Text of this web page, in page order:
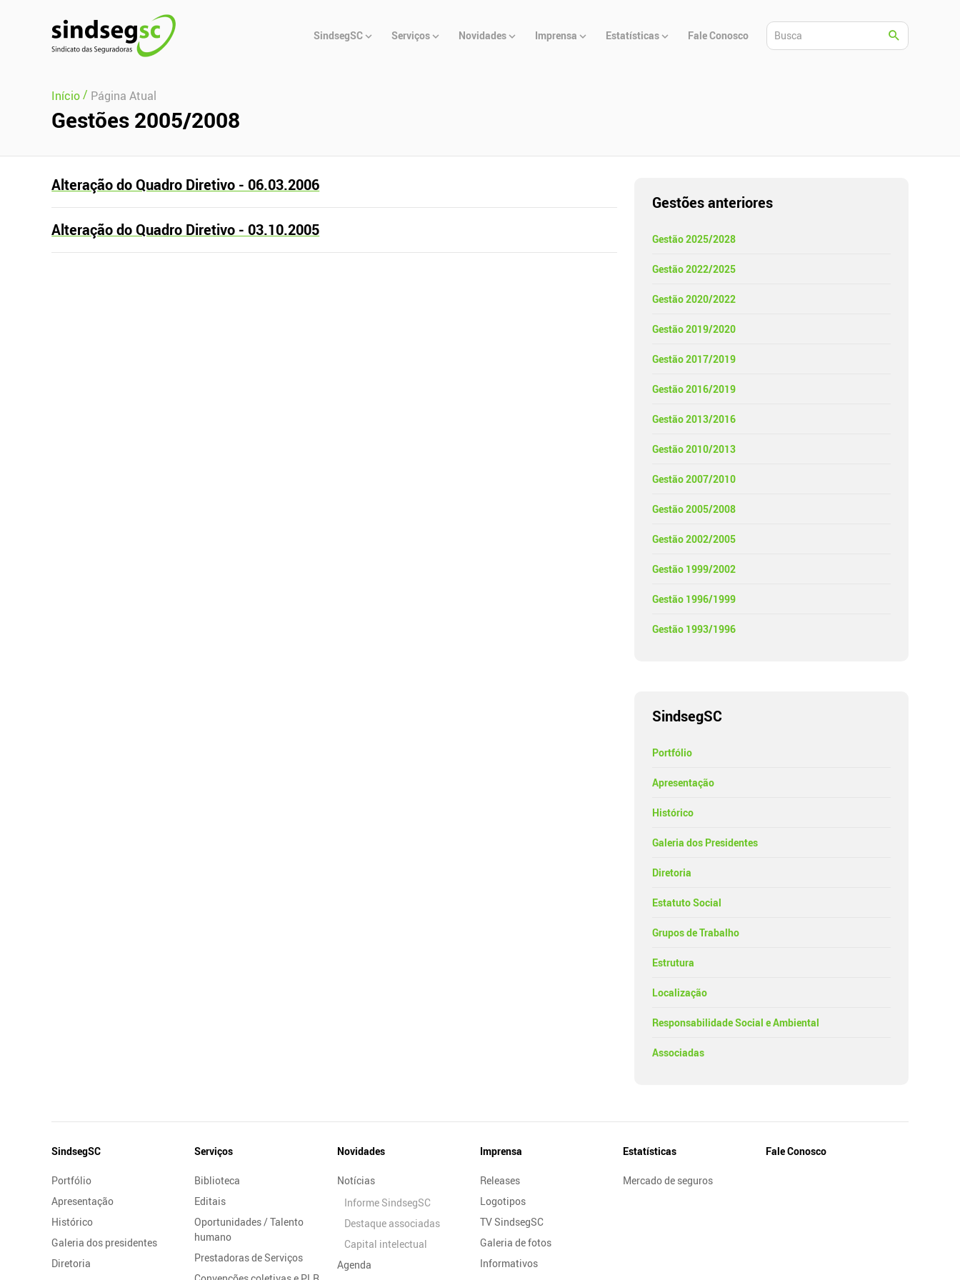
Principal
SindsegSC Serviços Novidades Imprensa Estatísticas Fale Conosco
Início/ Página Atual
Gestões 2005/2008
Alteração do Quadro Diretivo - 06.03.2006
Alteração do Quadro Diretivo - 03.10.2005
Gestões anteriores
Gestão 2025/2028
Gestão 2022/2025
Gestão 2020/2022
Gestão 2019/2020
Gestão 2017/2019
Gestão 2016/2019
Gestão 2013/2016
Gestão 2010/2013
Gestão 2007/2010
Gestão 2005/2008
Gestão 2002/2005
Gestão 1999/2002
Gestão 1996/1999
Gestão 1993/1996
SindsegSC
Portfólio
Apresentação
Histórico
Galeria dos Presidentes
Diretoria
Estatuto Social
Grupos de Trabalho
Estrutura
Localização
Responsabilidade Social e Ambiental
Associadas
Mapa
Site
SindsegSC
Portfólio
Apresentação
Histórico
Galeria dos presidentes
Diretoria
Serviços
Biblioteca
Editais
Oportunidades / Talento
humano
Prestadoras de Serviços
Novidades
Notícias
Informe SindsegSC
Destaque associadas
Capital intelectual
Agenda
Imprensa
Releases
Logotipos
TV SindsegSC
Galeria de fotos
Informativos
Estatísticas
Mercado de seguros
Fale Conosco